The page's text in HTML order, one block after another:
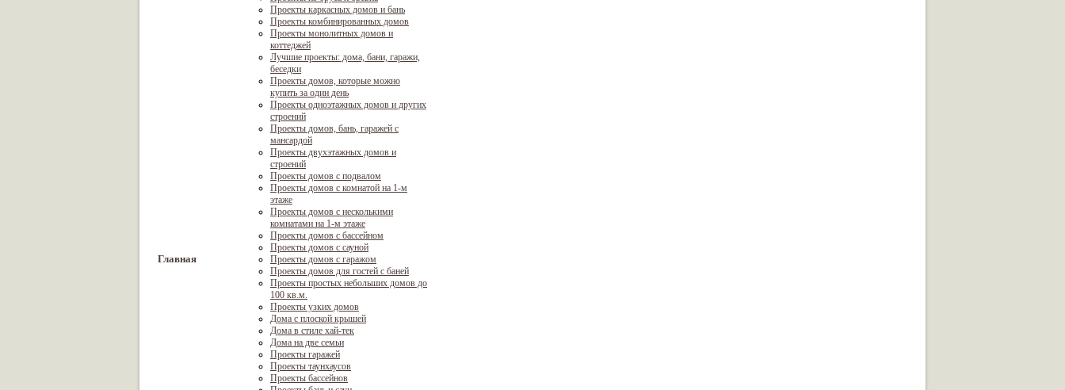
Главная
Проекты каркасных домов и бань
Проекты комбинированных домов
Проекты монолитных домов и
коттеджей
Лучшие проекты: дома, бани, гаражи,
беседки
Проекты домов, которые можно
купить за один день
Проекты одноэтажных домов и других
строений
Проекты домов, бань, гаражей с
мансардой
Проекты двухэтажных домов и
строений
Проекты домов с подвалом
Проекты домов с комнатой на 1-м
этаже
Проекты домов с несколькими
комнатами на 1-м этаже
Проекты домов с бассейном
Проекты домов с сауной
Проекты домов с гаражом
Проекты домов для гостей с баней
Проекты простых небольших домов до
100 кв.м.
Проекты узких домов
Дома с плоской крышей
Дома в стиле хай-тек
Дома на две семьи
Проекты гаражей
Проекты таунхаусов
Проекты бассейнов